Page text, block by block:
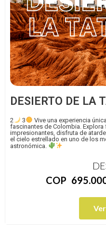
DESIERTO DE LA
2 3
Vive una experiencia
fascinantes de Colombia.
impresionantes, disfruta de
el cielo estrellado en uno de los
astronómica.
COP